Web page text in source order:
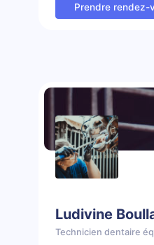
Prendre rendez-
Ludivine
Technicien dentaire